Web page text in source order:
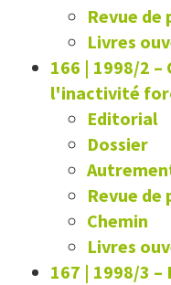
Revue de
Livres
166 | 1998/2 –
l'inactivité
Editorial
Dossier
Revue de
Chemin
Livres
167 | 1998/3 –